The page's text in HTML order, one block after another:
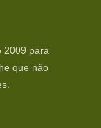
2009 para
que não